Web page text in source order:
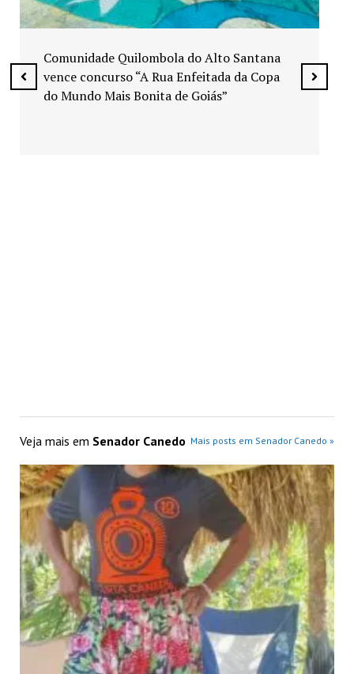
Exposição “Arte em Cores” leva pinturas a
espaços públicos de Senador Canedo
Veja mais em Senador Canedo Mais posts em Senador Canedo »